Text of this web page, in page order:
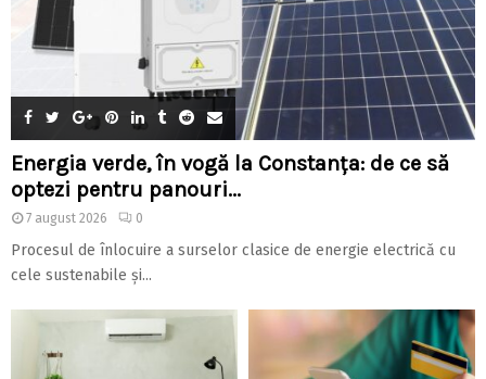
Energia verde, în vogă la Constanța: de ce să
optezi pentru panouri...
7 august 2026 0
Procesul de înlocuire a surselor clasice de energie electrică cu
cele sustenabile și...